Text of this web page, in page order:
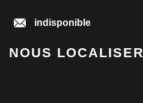
indisponible
NOUS LOCALISER